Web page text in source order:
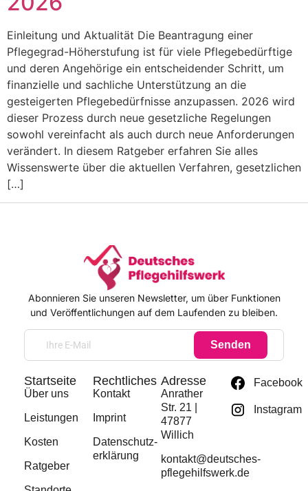
Einleitung und Aktualität Die Beantragung einer
Pflegegrad-Höherstufung ist für viele Pflegebedürftige
und deren Angehörige ein entscheidender Schritt, um
finanzielle und sachliche Unterstützung an die
gesteigerten Pflegebedürfnisse anzupassen. 2026 wird
dieser Prozess durch neue gesetzliche Regelungen
sowohl vereinfacht als auch durch neue Anforderungen
verändert. In diesem Ratgeber erfahren Sie alles
Wissenswerte über die aktuellen Verfahren, gesetzlichen
[…]
Abonnieren Sie unseren Newsletter, um über Funktionen
und Veröffentlichungen auf dem Laufenden zu bleiben.
Senden
Startseite
Über uns
Leistungen
Kosten
Ratgeber
Rechtliches
Kontakt
Imprint
Datenschutz­
erklärung
Adresse
Anrather
Str. 21 |
47877
Willich
kontakt@deutsches-
pflegehilfswerk.de
Facebook
Instagram